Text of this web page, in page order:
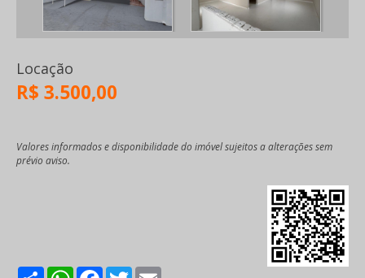
Locação
R$ 3.500,00
Valores informados e disponibilidade do imóvel sujeitos a alterações sem
prévio aviso.
ShareWhatsApp
Facebook
Twitter